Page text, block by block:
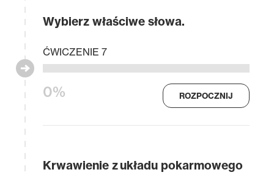
Wybierz właściwe słowa.
0%
ĆWICZENIE 7
ROZPOCZNIJ
Krwawienie z układu pokarmowego